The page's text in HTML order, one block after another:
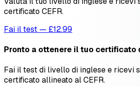
certificato CEFR.
Fai il test — £12.99
Pronto a ottenere il tuo certificato
Fai il test di livello di inglese e ricevi
certificato allineato al CEFR.